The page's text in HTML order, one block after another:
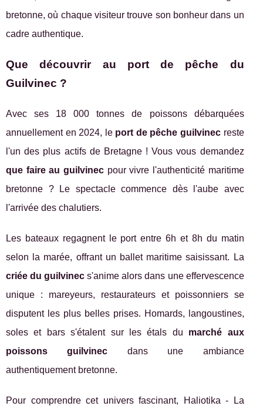
bretonne, où chaque visiteur trouve son bonheur dans un
cadre authentique.
Que découvrir au port de pêche du
Guilvinec ?
Avec ses 18 000 tonnes de poissons débarquées
annuellement en 2024, le port de pêche guilvinec reste
l'un des plus actifs de Bretagne ! Vous vous demandez
que faire au guilvinecpour vivre l'authenticité maritime
bretonne ? Le spectacle commence dès l'aube avec
l'arrivée des chalutiers.
Les bateaux regagnent le port entre 6h et 8h du matin
selon la marée, offrant un ballet maritime saisissant. La
criée du guilvinec s'anime alors dans une effervescence
unique : mareyeurs, restaurateurs et poissonniers se
disputent les plus belles prises. Homards, langoustines,
soles et bars s'étalent sur les étals du marché aux
poissons guilvinec dans une ambiance
authentiquement bretonne.
Pour comprendre cet univers fascinant, Haliotika - La